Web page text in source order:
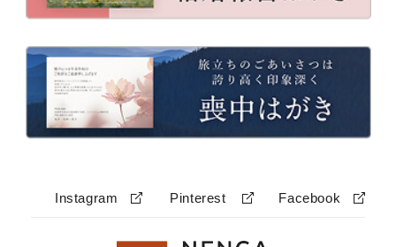
Instagram Pinterest Facebook